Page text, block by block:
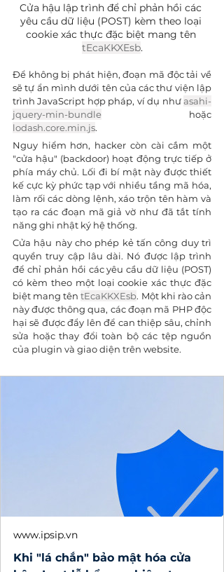
Cửa hậu lập trình để chỉ phản hồi các
yêu cầu dữ liệu (POST) kèm theo loại
cookie xác thực đặc biệt mang tên
tEcaKKXEsb.
Để không bị phát hiện, đoạn mã độc tải về
sẽ tự ẩn mình dưới tên của các thư viện lập
trình JavaScript hợp pháp, ví dụ như asahi-
jquery-min-bundle
lodash.core.min.js.
Nguy hiểm hơn, hacker còn cài cắm một
"cửa hậu" (backdoor) hoạt động trực tiếp ở
phía máy chủ. Lối đi bí mật này được thiết
kế cực kỳ phức tạp với nhiều tầng mã hóa,
làm rối các dòng lệnh, xáo trộn tên hàm và
tạo ra các đoạn mã giả vờ như đã tắt tính
năng ghi nhật ký hệ thống.
Cửa hậu này cho phép kẻ tấn công duy trì
quyền truy cập lâu dài. Nó được lập trình
để chỉ phản hồi các yêu cầu dữ liệu (POST)
có kèm theo một loại cookie xác thực đặc
biệt mang tên tEcaKKXEsb. Một khi rào cản
này được thông qua, các đoạn mã PHP độc
hại sẽ được đẩy lên để can thiệp sâu, chỉnh
sửa hoặc thay đổi toàn bộ các tệp nguồn
của plugin và giao diện trên website.
www.ipsip.vn
Khi "lá chắn" bảo mật hóa cửa